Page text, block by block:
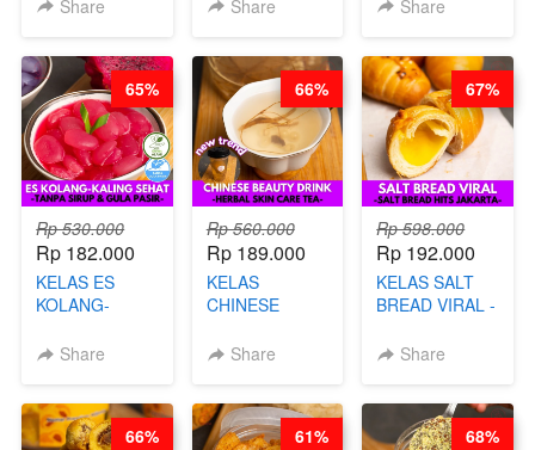
Share
BY CHEF DITA
Share Share
Rp 530.000
Rp 182.000
KELAS ES
KOLANG-
- TANPA SIRUP
Share
65%
Rp 560.000
Rp 189.000
KELAS
CHINESE
- HERBAL SKIN
ARISUDANA
Share
66%
Rp 598.000
Rp 192.000
KELAS SALT
BREAD VIRAL -
HITS JAKARTA
Share
67%
66% 61% 68%